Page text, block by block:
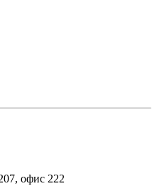
офис 222